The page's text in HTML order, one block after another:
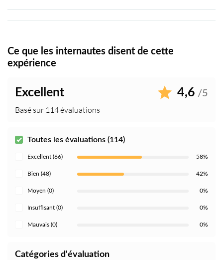
Ce que les internautes disent de cette
expérience
Excellent 4,6 /5
Basé sur 114 évaluations
Toutes les évaluations (114)
Excellent (66) 58%
Bien (48) 42%
Moyen (0) 0%
Insuffisant (0) 0%
Mauvais (0) 0%
Catégories d'évaluation